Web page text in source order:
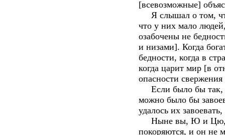
[всевозможные]
Я слышал о том,
что у них мало
озабочены не
и низами]. Когда
бедности, когда в
когда царит мир [в
опасности
Если было бы так,
можно было бы
удалось их
Ныне вы, Ю и Цю,
покоряются, и он не